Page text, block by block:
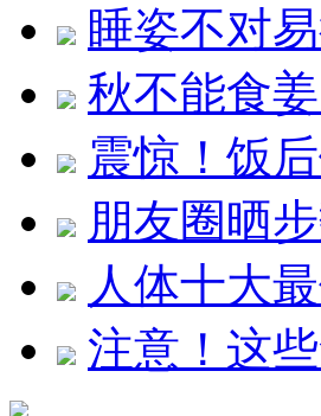
睡姿不对
秋不能食
震惊！饭
朋友圈晒
人体十大
注意！这